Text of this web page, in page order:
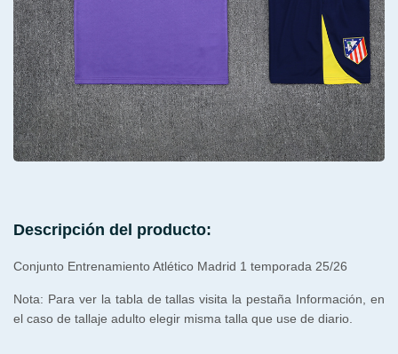
Descripción del producto:
Conjunto Entrenamiento Atlético Madrid 1 temporada 25/26
Nota: Para ver la tabla de tallas visita la pestaña Información, en
el caso de tallaje adulto elegir misma talla que use de diario.